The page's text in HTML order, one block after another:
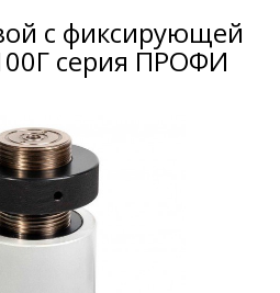
с фиксирующей
серия ПРОФИ